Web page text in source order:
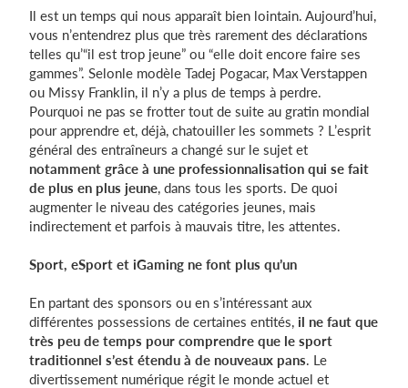
Il est un temps qui nous apparaît bien lointain. Aujourd’hui,
vous n’entendrez plus que très rarement des déclarations
telles qu’“il est trop jeune” ou “elle doit encore faire ses
gammes”. Selonle modèle Tadej Pogacar, Max Verstappen
ou Missy Franklin, il n’y a plus de temps à perdre.
Pourquoi ne pas se frotter tout de suite au gratin mondial
pour apprendre et, déjà, chatouiller les sommets ? L’esprit
général des entraîneurs a changé sur le sujet et
notamment grâce à une professionnalisation qui se fait
de plus en plus jeune, dans tous les sports. De quoi
augmenter le niveau des catégories jeunes, mais
indirectement et parfois à mauvais titre, les attentes.
Sport, eSport et iGaming ne font plus qu’un
En partant des sponsors ou en s’intéressant aux
différentes possessions de certaines entités, il ne faut que
très peu de temps pour comprendre que le sport
traditionnel s’est étendu à de nouveaux pans. Le
divertissement numérique régit le monde actuel et